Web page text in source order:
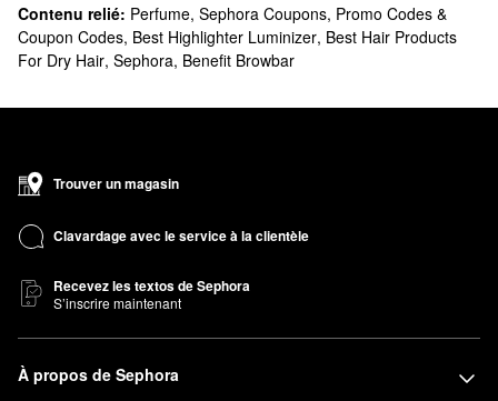
Contenu relié: Perfume, Sephora Coupons, Promo Codes &
Coupon Codes, Best Highlighter Luminizer, Best Hair Products
For Dry Hair, Sephora, Benefit Browbar
Trouver un magasin
Clavardage avec le service à la clientèle
Recevez les textos de Sephora
S’inscrire maintenant
À propos de Sephora